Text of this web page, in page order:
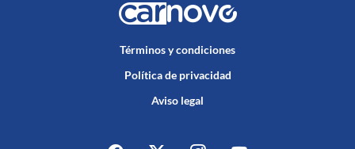
Términos y condiciones
Política de privacidad
Aviso legal